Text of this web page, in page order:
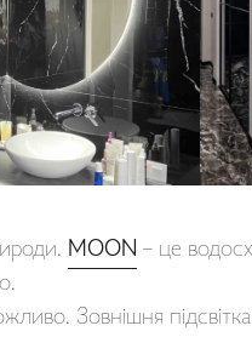
MOON – це
Зовнішня